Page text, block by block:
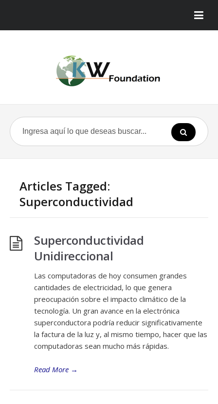
Articles Tagged:
Superconductividad
Superconductividad
Unidireccional
Las computadoras de hoy consumen grandes
cantidades de electricidad, lo que genera
preocupación sobre el impacto climático de la
tecnología. Un gran avance en la electrónica
superconductora podría reducir significativamente
la factura de la luz y, al mismo tiempo, hacer que las
computadoras sean mucho más rápidas.
Read More →